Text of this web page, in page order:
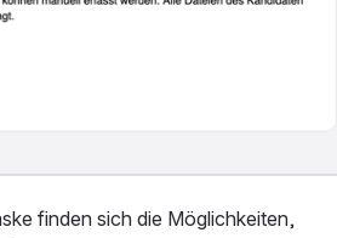
finden sich die Möglichkeiten,